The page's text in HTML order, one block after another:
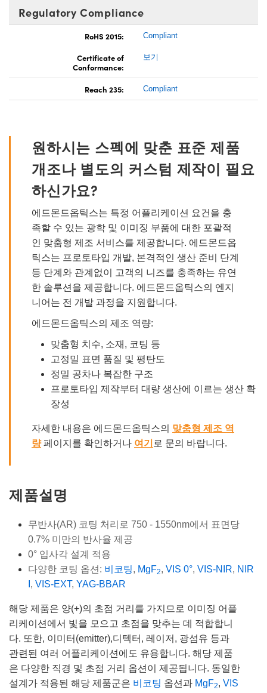
Regulatory Compliance
RoHS 2015: Compliant
Certificate of
Conformance:
보기
Reach 235: Compliant
원하시는 스펙에 맞춘 표준 제품
개조나 별도의 커스텀 제작이 필요
하신가요?
에드몬드옵틱스는 특정 어플리케이션 요건을 충
족할 수 있는 광학 및 이미징 부품에 대한 포괄적
인 맞춤형 제조 서비스를 제공합니다. 에드몬드옵
틱스는 프로토타입 개발, 본격적인 생산 준비 단계
등 단계와 관계없이 고객의 니즈를 충족하는 유연
한 솔루션을 제공합니다. 에드몬드옵틱스의 엔지
니어는 전 개발 과정을 지원합니다.
에드몬드옵틱스의 제조 역량:
맞춤형 치수, 소재, 코팅 등
고정밀 표면 품질 및 평탄도
정밀 공차나 복잡한 구조
프로토타입 제작부터 대량 생산에 이르는 생산 확
장성
자세한 내용은 에드몬드옵틱스의 맞춤형 제조 역
량페이지를 확인하거나 여기 로 문의 바랍니다.
제품설명
무반사(AR) 코팅 처리로 750 - 1550nm에서 표면당
0.7% 미만의 반사율 제공
0° 입사각 설계 적용
다양한 코팅 옵션: 비코팅, MgF2, VIS 0°, VIS-NIR, NIR
, VIS-EXT, YAG-BBAR
해당 제품은 양(+)의 초점 거리를 가지므로 이미징 어플
리케이션에서 빛을 모으고 초점을 맞추는 데 적합합니
다. 또한, 이미터(emitter),디텍터, 레이저, 광섬유 등과
관련된 여러 어플리케이션에도 유용합니다. 해당 제품
은 다양한 직경 및 초점 거리 옵션이 제공됩니다. 동일한
설계가 적용된 해당 제품군은 비코팅 옵션과 MgF2, VIS